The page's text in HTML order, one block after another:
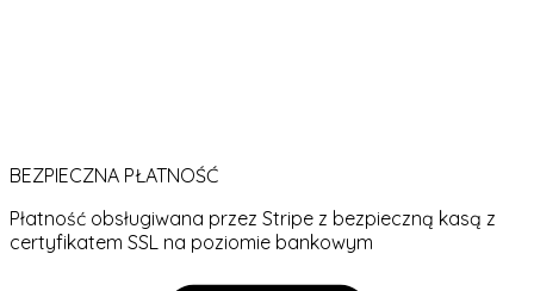
BEZPIECZNA PŁATNOŚĆ
Płatność obsługiwana przez Stripe z bezpieczną kasą z
certyfikatem SSL na poziomie bankowym